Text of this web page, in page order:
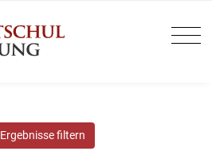
Ergebnisse filtern